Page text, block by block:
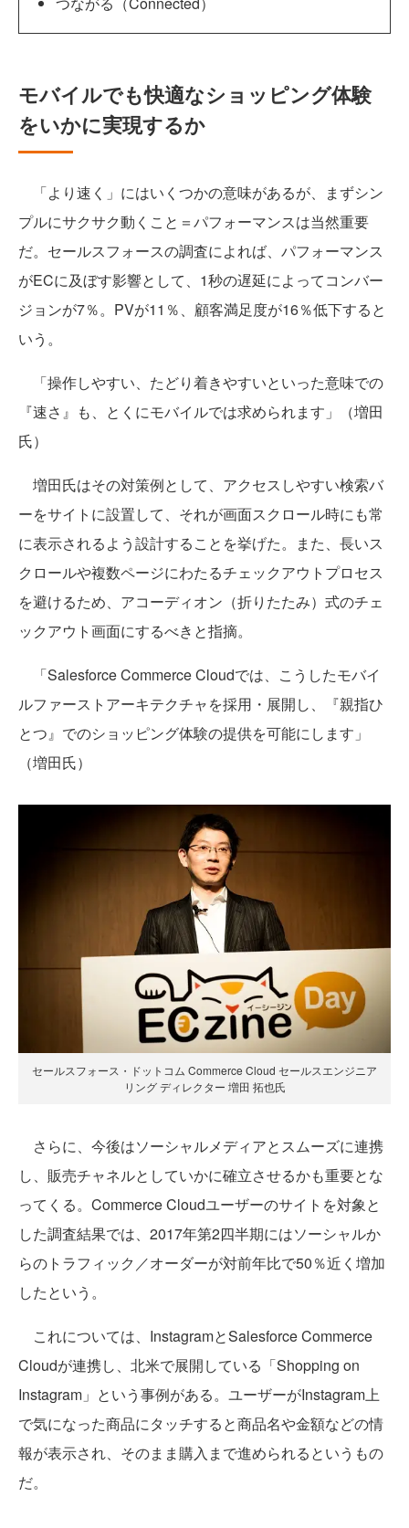
モバイルでも快適なショッピング体験
をいかに実現するか
「より速く」にはいくつかの意味があるが、まずシン
プルにサクサク動くこと＝パフォーマンスは当然重要
だ。セールスフォースの調査によれば、パフォーマンス
がECに及ぼす影響として、1秒の遅延によってコンバー
ジョンが7％。PVが11％、顧客満足度が16％低下すると
いう。
「操作しやすい、たどり着きやすいといった意味での
『速さ』も、とくにモバイルでは求められます」（増田
氏）
増田氏はその対策例として、アクセスしやすい検索バ
ーをサイトに設置して、それが画面スクロール時にも常
に表示されるよう設計することを挙げた。また、長いス
クロールや複数ページにわたるチェックアウトプロセス
を避けるため、アコーディオン（折りたたみ）式のチェ
ックアウト画面にするべきと指摘。
「Salesforce Commerce Cloudでは、こうしたモバイ
ルファーストアーキテクチャを採用・展開し、『親指ひ
とつ』でのショッピング体験の提供を可能にします」
（増田氏）
セールスフォース・ドットコム Commerce Cloud セールスエンジニア
リング ディレクター 増田 拓也氏
さらに、今後はソーシャルメディアとスムーズに連携
し、販売チャネルとしていかに確立させるかも重要とな
ってくる。Commerce Cloudユーザーのサイトを対象と
した調査結果では、2017年第2四半期にはソーシャルか
らのトラフィック／オーダーが対前年比で50％近く増加
したという。
これについては、InstagramとSalesforce Commerce
Cloudが連携し、北米で展開している「Shopping on
Instagram」という事例がある。ユーザーがInstagram上
で気になった商品にタッチすると商品名や金額などの情
報が表示され、そのまま購入まで進められるというもの
だ。